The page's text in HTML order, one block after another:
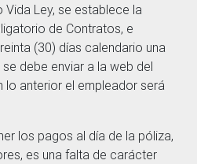
Vida Ley, se establece la
de Contratos, e
(30) días calendario una
debe enviar a la web del
lo anterior el empleador será
los pagos al día de la póliza,
es una falta de carácter